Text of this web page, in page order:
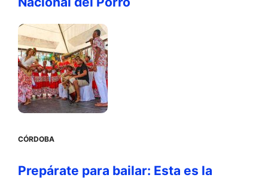
CÓRDOBA
Prepárate para bailar: Esta es la